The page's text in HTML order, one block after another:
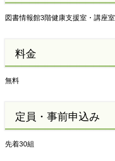
図書情報館3階健康支援室・講座室
料金
無料
定員・事前申込み
先着30組